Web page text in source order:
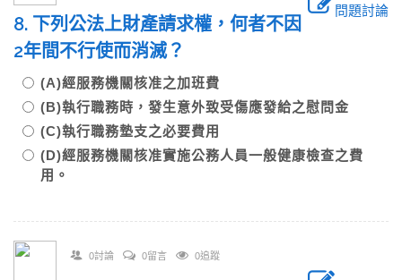
問題討論
8. 下列公法上財產請求權，何者不因
2年間不行使而消滅？
(A)經服務機關核准之加班費
(B)執行職務時，發生意外致受傷應發給之慰問金
(C)執行職務墊支之必要費用
(D)經服務機關核准實施公務人員一般健康檢查之費
用。
0討論 0留言 0追蹤